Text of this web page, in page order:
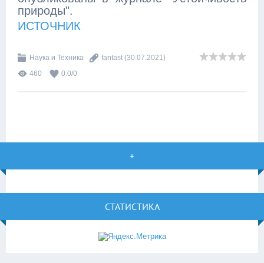
природы".
ИСТОЧНИК
Наука и Техника fantast (30.07.2021)
460
0.0/0
+
СТАТИСТИКА